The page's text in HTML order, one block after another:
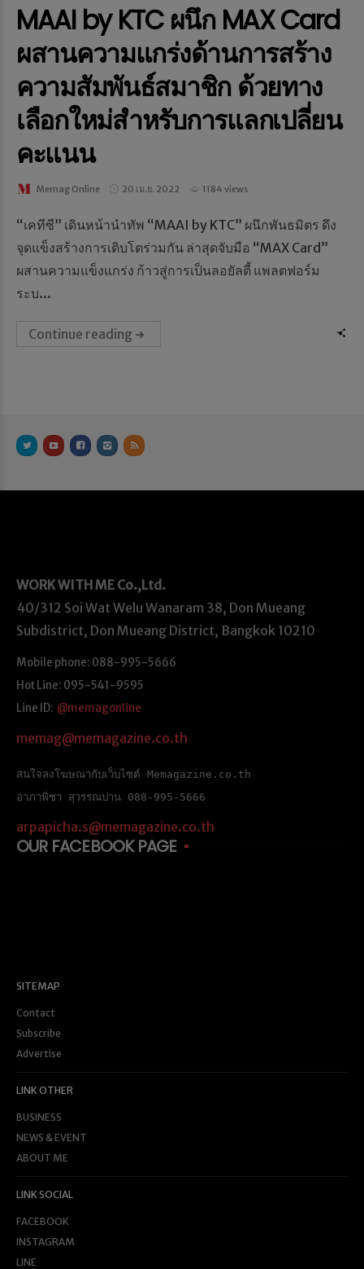
MAAI by KTC ผนึก MAX Card
ผสานความแกร่งด้านการสร้าง
ความสัมพันธ์สมาชิก ด้วยทาง
เลือกใหม่สำหรับการแลกเปลี่ยน
คะแนน
Memag Online 20 เม.ย. 2022 1184 views
“เคทีซี” เดินหน้านำทัพ “MAAI by KTC” ผนึกพันธมิตร ดึง
จุดแข็งสร้างการเติบโตร่วมกัน ล่าสุดจับมือ “MAX Card”
ผสานความแข็งแกร่ง ก้าวสู่การเป็นลอยัลตี้ แพลตฟอร์ม
ระบ...
Continue reading
WORK WITH ME Co.,Ltd.
40/312 Soi Wat Welu Wanaram 38, Don Mueang
Subdistrict, Don Mueang District, Bangkok 10210
Mobile phone: 088-995-5666
Hot Line: 095-541-9595
Line ID: @memagonline
memag@memagazine.co.th
สนใจลงโฆษณากับเว็บไซต์ Memagazine.co.th
อาภาพิชา สุวรรณปาน 088-995-5666
arpapicha.s@memagazine.co.th
OUR FACEBOOK PAGE
SITEMAP
Contact
Subscribe
Advertise
LINK OTHER
BUSINESS
NEWS & EVENT
ABOUT ME
LINK SOCIAL
FACEBOOK
INSTAGRAM
LINE